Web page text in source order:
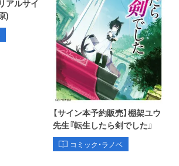
アルサイ
)
【サイン本予約販売】棚架ユウ
先生『転生したら剣でした』
コミック・ラノベ